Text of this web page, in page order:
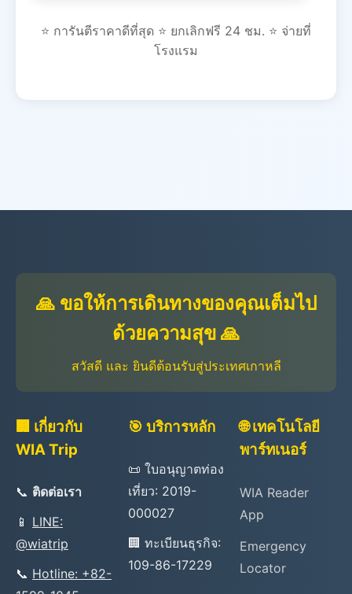
⭐ การันตีราคาดีที่สุด ⭐ ยกเลิกฟรี 24 ชม. ⭐ จ่ายที่
โรงแรม
🙏 ขอให้การเดินทางของคุณเต็มไป
ด้วยความสุข 🙏
สวัสดี และ ยินดีต้อนรับสู่ประเทศเกาหลี
🏢 เกี่ยวกับ
WIA Trip
📞 ติดต่อเรา
📱 LINE:
@wiatrip
📞 Hotline: +82-
🎯 บริการหลัก
📜 ใบอนุญาตท่อง
เที่ยว: 2019-
000027
🏢 ทะเบียนธุรกิจ:
109-86-17229
🌐 เทคโนโลยี
พาร์ทเนอร์
WIA Reader
App
Emergency
Locator